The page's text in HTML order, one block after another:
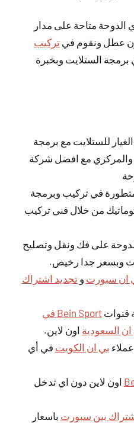
متاحة على مدار
عطل ونقوم في تركيب
الستلايت وبخبرة
للستلايت مع برمجة
والمركزي مع افضل شركة
في تركيب وبرمجة
من خلال فني تركيب
على فك ونقل وتصليح
وبسعر جدا رخيص.
ان سبورت وتجديد اشتراك
قنوات
Bein Sport في
السعودية اون لاين.
بي ان الكويت في أي
اون لاين دون اي تدخل
بين سبورت باسعار